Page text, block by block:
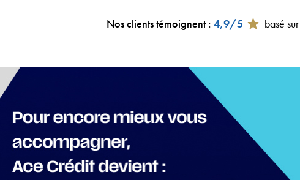
Nos clients témoignent: 4,9/5 basé sur